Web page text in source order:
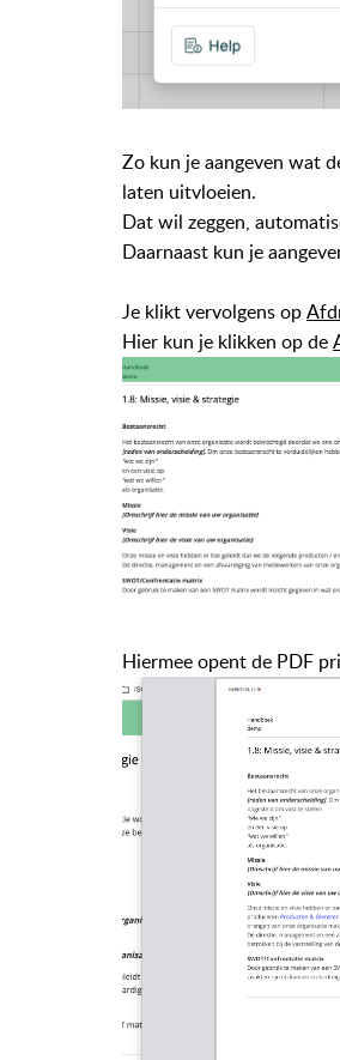
Zo kun je aangeven wat
laten uitvloeien.
Dat wil zeggen,
Daarnaast kun je
Je klikt vervolgens op
Hier kun je klikken op de
Hiermee opent de PDF